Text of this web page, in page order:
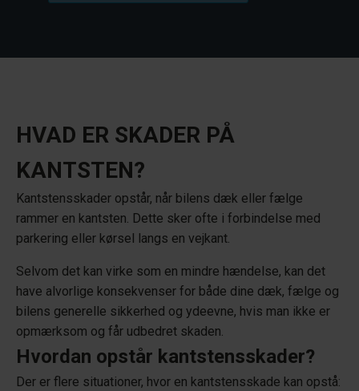
HVAD ER SKADER PÅ
KANTSTEN?
Kantstensskader opstår, når bilens dæk eller fælge
rammer en kantsten. Dette sker ofte i forbindelse med
parkering eller kørsel langs en vejkant.
Selvom det kan virke som en mindre hændelse, kan det
have alvorlige konsekvenser for både dine dæk, fælge og
bilens generelle sikkerhed og ydeevne, hvis man ikke er
opmærksom og får udbedret skaden.
Hvordan opstår kantstensskader?
Der er flere situationer, hvor en kantstensskade kan opstå: